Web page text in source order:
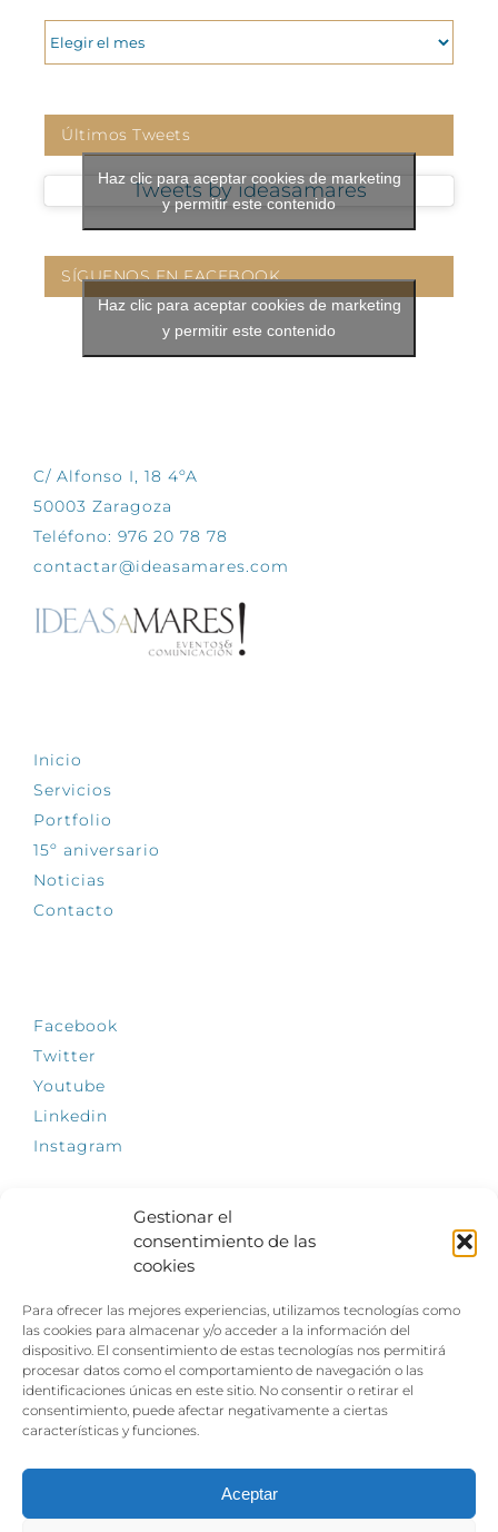
Gestionar el
consentimiento de las
cookies
Para ofrecer las mejores experiencias, utilizamos tecnologías como
las cookies para almacenar y/o acceder a la información del
dispositivo. El consentimiento de estas tecnologías nos permitirá
procesar datos como el comportamiento de navegación o las
identificaciones únicas en este sitio. No consentir o retirar el
consentimiento, puede afectar negativamente a ciertas
características y funciones.
Aceptar
ARCHIVOS
Últimos Tweets
Tweets by ideasamares
Haz clic para aceptar cookies de marketing
y permitir este contenido
SÍGUENOS EN FACEBOOK
Haz clic para aceptar cookies de marketing
y permitir este contenido
C/ Alfonso I, 18 4ºA
50003 Zaragoza
Teléfono: 976 20 78 78
contactar@ideasamares.com
Inicio
Servicios
Portfolio
15º aniversario
Noticias
Contacto
Facebook
Twitter
Youtube
Linkedin
Instagram
El empleo, la gran llave para una vida
independiente: Fundación Dfa reclama un
impulso decidido a la inclusión laboral de las
personas con discapacidad
Clown, circo y magia: el Jardín de las Artes
dinamizará las noches veraniegas del 10 al 12
Ambulantes”